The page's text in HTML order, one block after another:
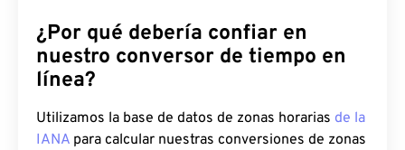
¿Por qué debería confiar en
nuestro conversor de tiempo en
línea?
Utilizamos la base de datos de zonas horarias de la
IANA para calcular nuestras conversiones de zonas